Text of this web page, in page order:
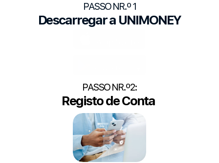
PASSO NR.º 1
Descarregar a UNIMONEY
PASSO NR.º2:
Registo de Conta